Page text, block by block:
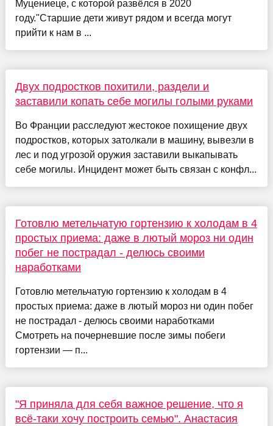
Муцениеце, с которой развёлся в 2020
году."Старшие дети живут рядом и всегда могут
прийти к нам в ...
Двух подростков похитили, раздели и
заставили копать себе могилы голыми руками
Во Франции расследуют жестокое похищение двух
подростков, которых затолкали в машину, вывезли в
лес и под угрозой оружия заставили выкапывать
себе могилы. Инцидент может быть связан с конфл...
Готовлю метельчатую гортензию к холодам в 4
простых приема: даже в лютый мороз ни один
побег не пострадал - делюсь своими
наработками
Готовлю метельчатую гортензию к холодам в 4
простых приема: даже в лютый мороз ни один побег
не пострадал - делюсь своими наработками
Смотреть на почерневшие после зимы побеги
гортензии — п...
"Я приняла для себя важное решение, что я
всё-таки хочу построить семью". Анастасия